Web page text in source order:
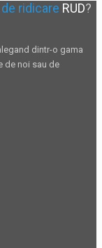
ridicare RUD?
dintr-o gama
de noi sau de